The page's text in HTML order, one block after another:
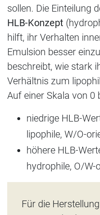
sollen. Die Einteilung
HLB-Konzept
hilft, ihr Verhalten
Emulsion besser
beschreibt, wie stark
Verhältnis zum
Auf einer Skala von 0
niedrige HLB-
lipophile, W/O-
höhere HLB-
hydrophile, O/W-
Für die